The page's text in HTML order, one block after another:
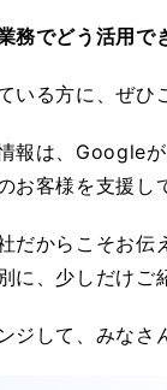
務でどう活用
いる方に、ぜひ
報は、Google
お客様を支援し
だからこそお伝
に、少しだけご
ジして、みなさ